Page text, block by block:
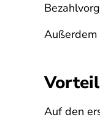
Außerdem
Auf den